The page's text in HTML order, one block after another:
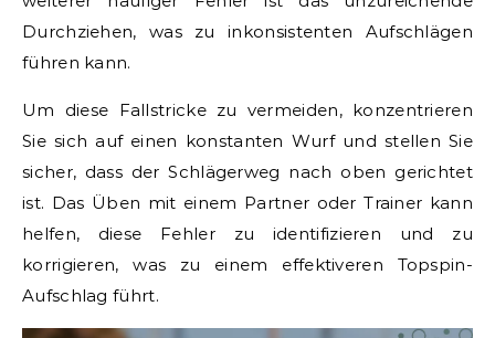
Durchziehen, was zu inkonsistenten Aufschlägen
führen kann.
Um diese Fallstricke zu vermeiden, konzentrieren
Sie sich auf einen konstanten Wurf und stellen Sie
sicher, dass der Schlägerweg nach oben gerichtet
ist. Das Üben mit einem Partner oder Trainer kann
helfen, diese Fehler zu identifizieren und zu
korrigieren, was zu einem effektiveren Topspin-
Aufschlag führt.